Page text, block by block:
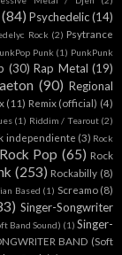
(84) Psychedelic(14)
Rock (2) Psytrance
Punk (1) PunkPunk
(30) Rap Metal (19)
(90) Regional
(11) Remix (official) (4)
(1) Riddim / Tearout (2)
independiente (3) Rock
Rock Pop (65) Rock
(253) Rockabilly (8)
Based (1) Screamo (8)
Singer-Songwriter
Band Sound) (1) Singer-
BAND (Soft